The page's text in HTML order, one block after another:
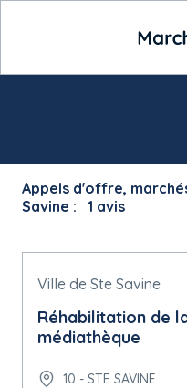
Appels d'offre,
Savine :
1 avis
Ville de Ste Savine
Réhabilitation de
médiathèque
10 - STE SAVINE